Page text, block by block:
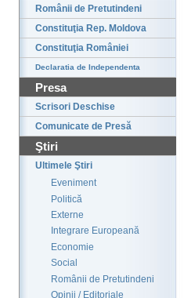
Românii de Pretutindeni
Constituţia Rep. Moldova
Constituţia României
Declaratia de Independenta
Presa
Scrisori Deschise
Comunicate de Presă
Ştiri
Ultimele Ştiri
Eveniment
Politică
Externe
Integrare Europeană
Economie
Social
Românii de Pretutindeni
Opinii / Editoriale